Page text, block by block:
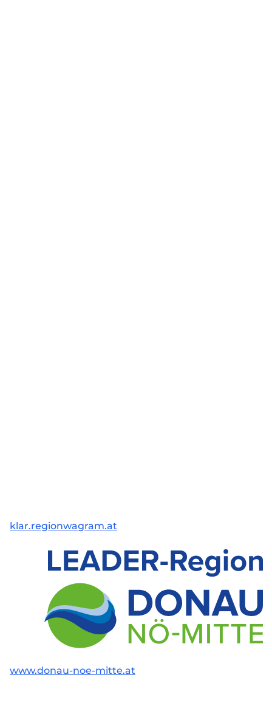
klar.regionwagram.at
www.donau-noe-mitte.at